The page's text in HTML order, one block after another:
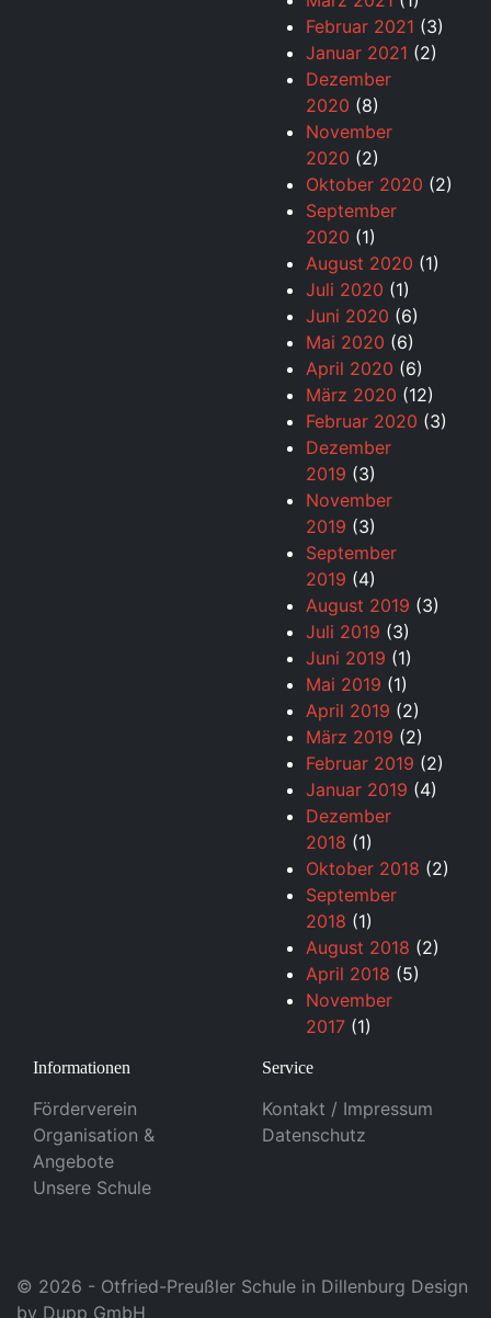
Februar 2021 (3)
Januar 2021 (2)
Dezember
2020 (8)
November
2020 (2)
Oktober 2020 (2)
September
2020 (1)
August 2020 (1)
Juli 2020 (1)
Juni 2020 (6)
Mai 2020 (6)
April 2020 (6)
März 2020 (12)
Februar 2020 (3)
Dezember
2019 (3)
November
2019 (3)
September
2019 (4)
August 2019 (3)
Juli 2019 (3)
Juni 2019 (1)
Mai 2019 (1)
April 2019 (2)
März 2019 (2)
Februar 2019 (2)
Januar 2019 (4)
Dezember
2018 (1)
Oktober 2018 (2)
September
2018 (1)
August 2018 (2)
April 2018 (5)
November
2017 (1)
Informationen
Förderverein
Organisation &
Angebote
Unsere Schule
Service
Kontakt / Impressum
Datenschutz
© 2026 - Otfried-Preußler Schule in Dillenburg Design
by Dupp GmbH